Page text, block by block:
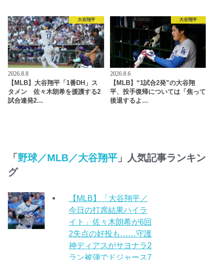
大谷翔平
2026.8.8
【MLB】大谷翔平「1番DH」ス
タメン 佐々木朗希を援護する2
試合連発2…
大谷翔平
2026.8.6
【MLB】“1試合2発”の大谷翔
平、投手復帰については「焦って
後退するよ…
「野球／MLB／大谷翔平 」人気記事ランキン
グ
【MLB】「大谷翔平／
今日の打席結果ハイラ
イト」佐々木朗希が6回
2失点の好投も……守護
神ディアスがサヨナラ2
ラン被弾でドジャース7